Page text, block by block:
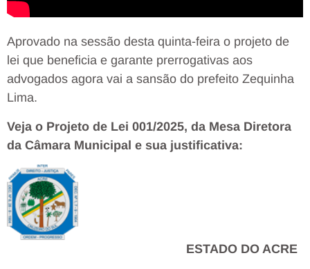
Aprovado na sessão desta quinta-feira o projeto de
lei que beneficia e garante prerrogativas aos
advogados agora vai a sansão do prefeito Zequinha
Lima.
Veja o Projeto de Lei 001/2025, da Mesa Diretora
da Câmara Municipal e sua justificativa:
ESTADO DO ACRE